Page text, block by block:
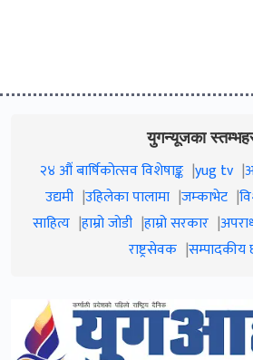
युगन्यूजका
२४ औं बार्षिकोत्सव विशेषाङ्क yug tv
उद्यमी उहिलेका पालामा जम्काभेट
साहित्य हाम्रो जाेडी हाम्रो सरकार
राष्ट्रसेवक सम्पादकीय